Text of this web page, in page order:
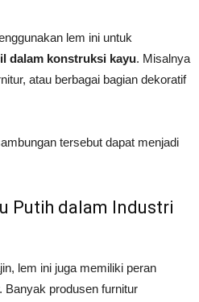
lem ini untuk
dalam konstruksi kayu. Misalnya
atau berbagai bagian dekoratif
tersebut dapat menjadi
Putih dalam Industri
lem ini juga memiliki peran
Banyak produsen furnitur